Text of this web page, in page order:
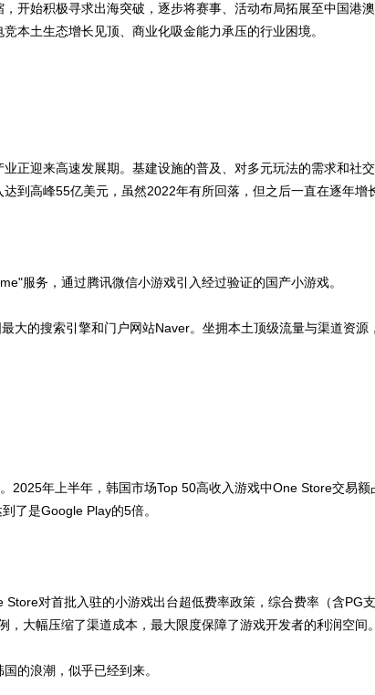
开始积极寻求出海突破，逐步将赛事、活动布局拓展至中国港
本土生态增长见顶、商业化吸金能力承压的行业困境。
正迎来高速发展期。基建设施的普及、对多元玩法的需求和社
到高峰55亿美元，虽然2022年有所回落，但之后一直在逐年增
服务，通过腾讯微信小游戏引入经过验证的国产小游戏。
大的搜索引擎和门户网站Naver。坐拥本土顶级流量与渠道资源
2025年上半年，韩国市场Top 50高收入游戏中One Store交易额
了是Google Play的5倍。
对首批入驻的小游戏出台超低费率政策，综合费率（含PG
大幅压缩了渠道成本，最大限度保障了游戏开发者的利润空间
的浪潮，似乎已经到来。